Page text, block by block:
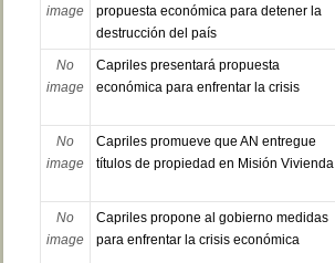
image
propuesta económica para detener la
destrucción del país
No
image
Capriles presentará propuesta
económica para enfrentar la crisis
No
image
Capriles promueve que AN entregue
títulos de propiedad en Misión Vivienda
No
image
Capriles propone al gobierno medidas
para enfrentar la crisis económica